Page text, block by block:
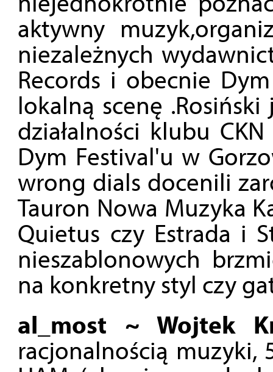
aktywny
niezależnych
Records i obecnie
lokalną scenę
działalności klubu
Dym Festival'u w
wrong dials docenili
Tauron Nowa Muzyka
Quietus czy Estrada i
nieszablonowych
na konkretny styl czy
al_most ~ Wojtek
racjonalnością